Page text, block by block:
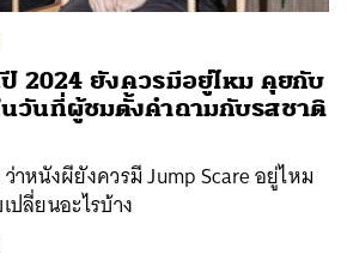
2024 ยังควรมีอยู่ไหม คุยกับ
นวันที่ผู้ชมตั้งคำถามกับรสชาติ
าหนังผียังควรมี Jump Scare อยู่ไหม
ลี่ยนอะไรบ้าง